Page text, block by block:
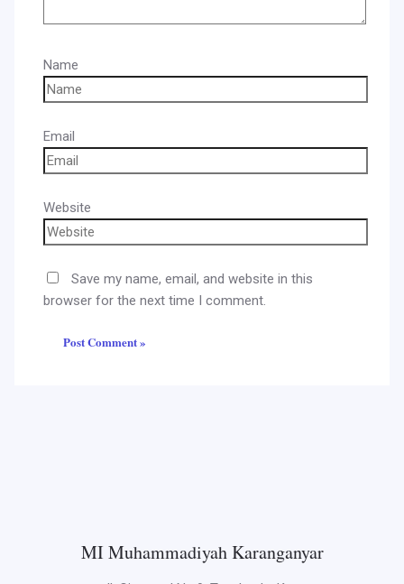
Name
Email
Website
Save my name, email, and website in this
browser for the next time I comment.
MI Muhammadiyah Karanganyar